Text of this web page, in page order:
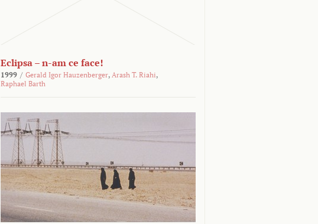
Eclipsa – n-am ce face!
1999 / Gerald Igor Hauzenberger, Arash T. Riahi,
Raphael Barth